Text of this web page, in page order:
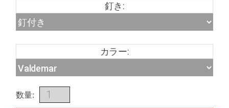
釘き:
カラー:
数量: